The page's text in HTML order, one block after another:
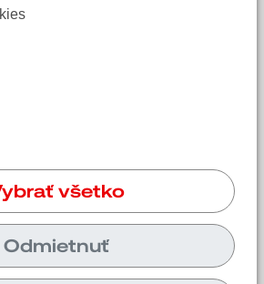
spol s r.o. | Muragšova
všetko
Odmietnuť